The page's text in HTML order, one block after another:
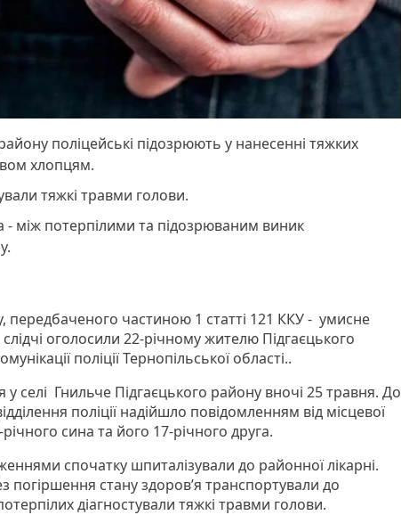
поліцейські підозрюють у нанесенні тяжких
хлопцям.
тяжкі травми голови.
- між потерпілими та підозрюваним виник
передбаченого частиною 1 статті 121 ККУ - умисне
оголосили 22-річному жителю Підгаєцького
поліції Тернопільської області..
у селі Гнильче Підгаєцького району вночі 25 травня. До
поліції надійшло повідомленням від місцевої
сина та його 17-річного друга.
спочатку шпиталізували до районної лікарні.
погіршення стану здоров’я транспортували до
діагностували тяжкі травми голови.